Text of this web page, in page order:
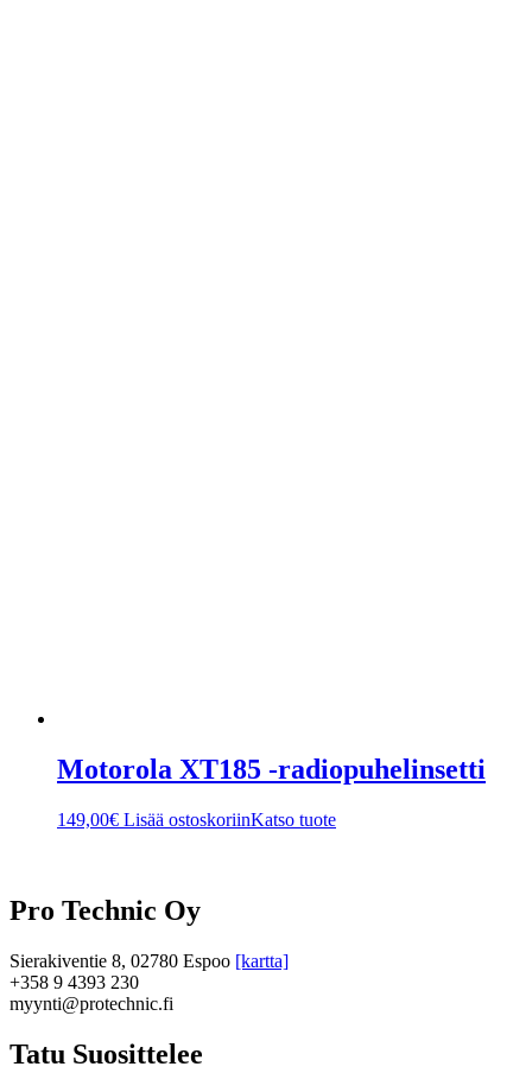
Motorola XT185 -radiopuhelinsetti
149,00€ Lisää ostoskoriinKatso tuote
Pro Technic Oy
Sierakiventie 8, 02780 Espoo [kartta]
+358 9 4393 230
myynti@protechnic.fi
Tatu Suosittelee